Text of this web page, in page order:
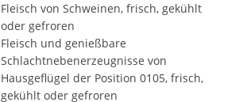
Fleisch von Schweinen, frisch, gekühlt
oder gefroren
Fleisch und genießbare
Schlachtnebenerzeugnisse von
Hausgeflügel der Position 0105, frisch,
gekühlt oder gefroren